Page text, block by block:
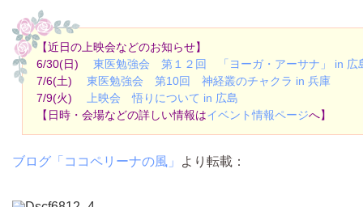
【近日の上映会などのお知らせ】
6/30(日) 東医勉強会 第１２回 「ヨーガ・アーサナ」 in 広
7/6(土) 東医勉強会 第10回 神経叢のチャクラ in 兵庫
7/9(火)
上映会 悟りについて in 広島
【日時・会場などの詳しい情報はイベント情報ページへ】
ブログ「ココペリーナの風」 より転載：